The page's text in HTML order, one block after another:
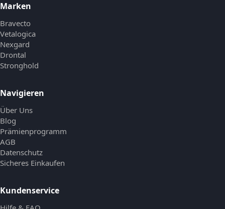
Marken
Bravecto
Vetalogica
Nexgard
Drontal
Stronghold
Navigieren
Über Uns
Blog
Prämienprogramm
AGB
Datenschutz
Sicheres Einkaufen
Kundenservice